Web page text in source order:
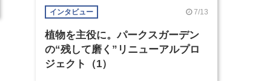
インタビュー 7/13
植物を主役に。パークスガーデン
の“残して磨く”リニューアルプロ
ジェクト（1）